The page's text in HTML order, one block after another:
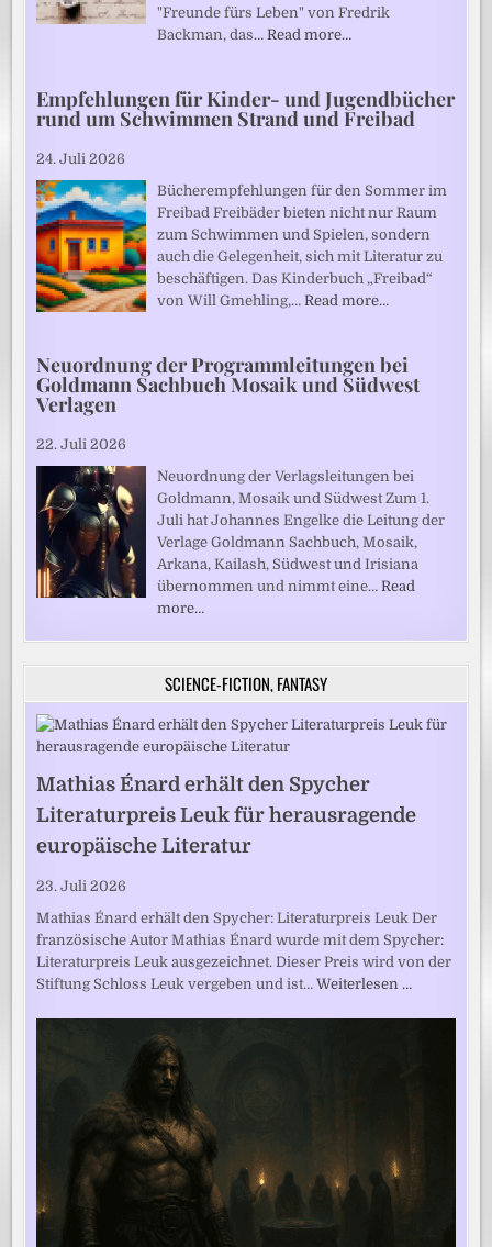
"Freunde fürs Leben" von Fredrik
Backman, das…Read more…
Empfehlungen für Kinder- und Jugendbücher
rund um Schwimmen Strand und Freibad
24. Juli 2026
Bücherempfehlungen für den Sommer im
Freibad Freibäder bieten nicht nur Raum
zum Schwimmen und Spielen, sondern
auch die Gelegenheit, sich mit Literatur zu
beschäftigen. Das Kinderbuch „Freibad“
von Will Gmehling,…Read more…
Neuordnung der Programmleitungen bei
Goldmann Sachbuch Mosaik und Südwest
Verlagen
22. Juli 2026
Neuordnung der Verlagsleitungen bei
Goldmann, Mosaik und Südwest Zum 1.
Juli hat Johannes Engelke die Leitung der
Verlage Goldmann Sachbuch, Mosaik,
Arkana, Kailash, Südwest und Irisiana
übernommen und nimmt eine…Read
more…
SCIENCE-FICTION, FANTASY
Mathias Énard erhält den Spycher
Literaturpreis Leuk für herausragende
europäische Literatur
23. Juli 2026
Mathias Énard erhält den Spycher: Literaturpreis Leuk Der
französische Autor Mathias Énard wurde mit dem Spycher:
Literaturpreis Leuk ausgezeichnet. Dieser Preis wird von der
Stiftung Schloss Leuk vergeben und ist…Weiterlesen …